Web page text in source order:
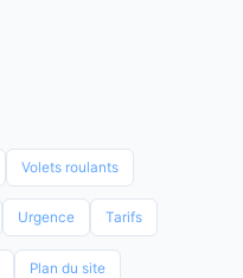
Volets roulants
Urgence Tarifs
Plan du site